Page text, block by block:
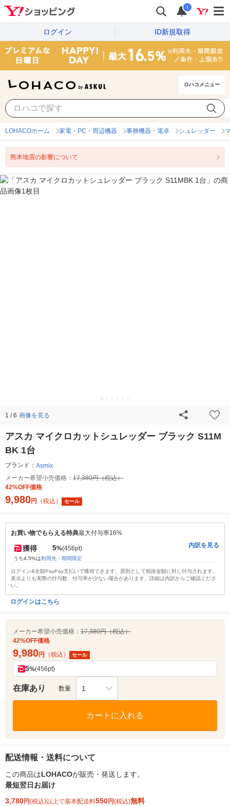
i
ログイン ID新規取得
ロハコメニュー
LOHACOホーム 家電・PC・周辺機器 事務機器・電卓 シュレッダー
熊本地震の影響について
1 / 6 画像を見る
アスカ マイクロカットシュレッダー ブラック S11M
BK 1台
ブランド： Asmix
メーカー希望小売価格： 17,380円（税込）
42%OFF価格
9,980円 （税込） セール
お買い物でもらえる特典最大付与率16%
獲得 5%(456pt)
うち4.5%は利用先・期間限定
内訳を見る
ログイン&全額PayPay支払いで獲得できます。原則として税抜金額に対し付与されます。
表示よりも実際の付与数、付与率が少ない場合があります。詳細は内訳からご確認くださ
い。
ログインはこちら
メーカー希望小売価格： 17,380円（税込）
42%OFF価格
9,980円 （税込） セール
5%(456pt)
在庫あり 数量 1
カートに入れる
配送情報・送料について
この商品はLOHACOが販売・発送します。
最短翌日お届け
3,780円(税込)以上で基本配送料550円(税込)無料